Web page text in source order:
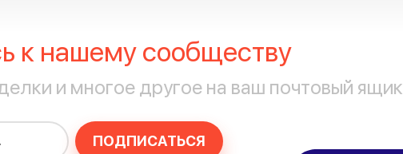
к нашему сообществу
и многое другое на ваш почтовый ящик
ПОДПИСАТЬСЯ